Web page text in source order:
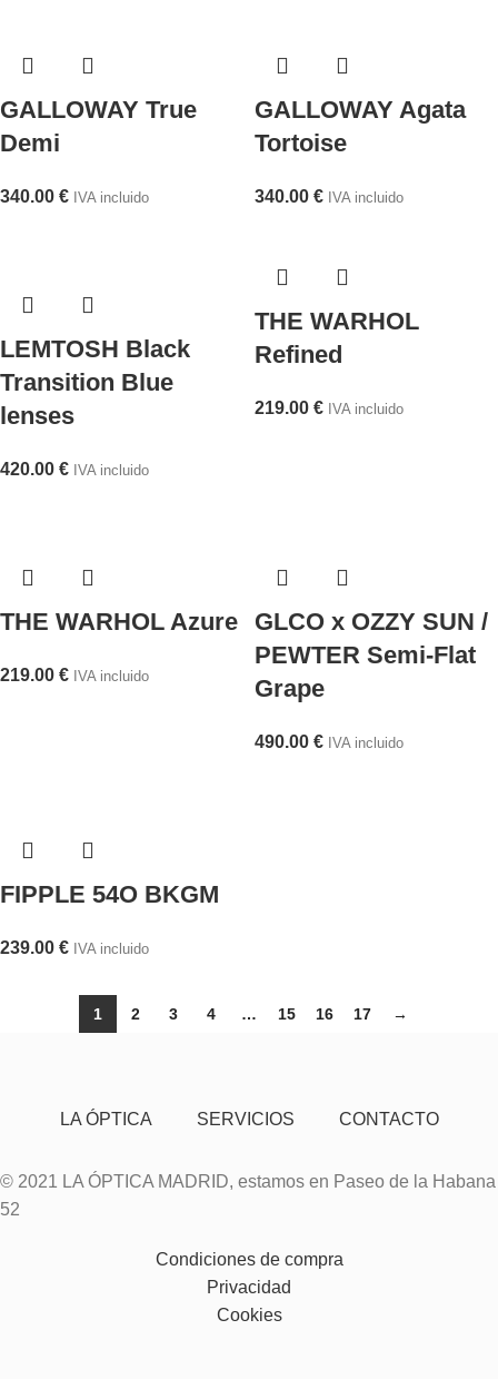
GALLOWAY True
Demi
340.00 € IVA incluido
GALLOWAY Agata
Tortoise
340.00 € IVA incluido
LEMTOSH Black
Transition Blue
lenses
420.00 € IVA incluido
THE WARHOL
Refined
219.00 € IVA incluido
THE WARHOL Azure
219.00 € IVA incluido
GLCO x OZZY SUN /
PEWTER Semi-Flat
Grape
490.00 € IVA incluido
FIPPLE 54O BKGM
239.00 € IVA incluido
1 2 3 4 … 15 16 17 →
LA ÓPTICA SERVICIOS CONTACTO
© 2021 LA ÓPTICA MADRID, estamos en Paseo de la Habana
52
Condiciones de compra
Privacidad
Cookies